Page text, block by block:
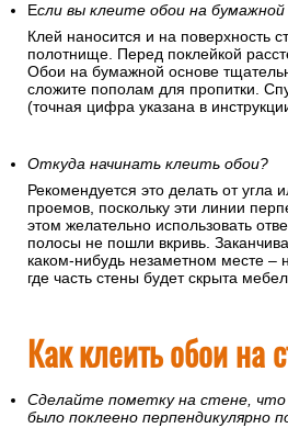
Если вы клеите обои на бумажной
Клей наносится и на поверхность
полотнище. Перед поклейкой
Обои на бумажной основе
сложите пополам для пропитки.
(точная цифра указана в
Откуда начинать клеить обои?
Рекомендуется это делать от угла
проемов, поскольку эти линии
этом желательно использовать
полосы не пошли вкривь.
каком-нибудь незаметном месте –
где часть стены будет скрыта
Как клеить обои на
Сделайте пометку на стене,
было поклеено перпендикулярно